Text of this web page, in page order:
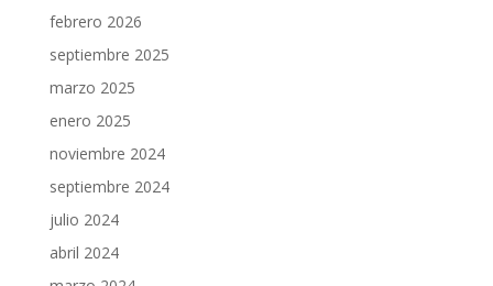
febrero 2026
septiembre 2025
marzo 2025
enero 2025
noviembre 2024
septiembre 2024
julio 2024
abril 2024